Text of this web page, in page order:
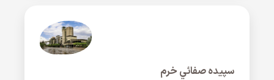
سپيده صفائي خرم